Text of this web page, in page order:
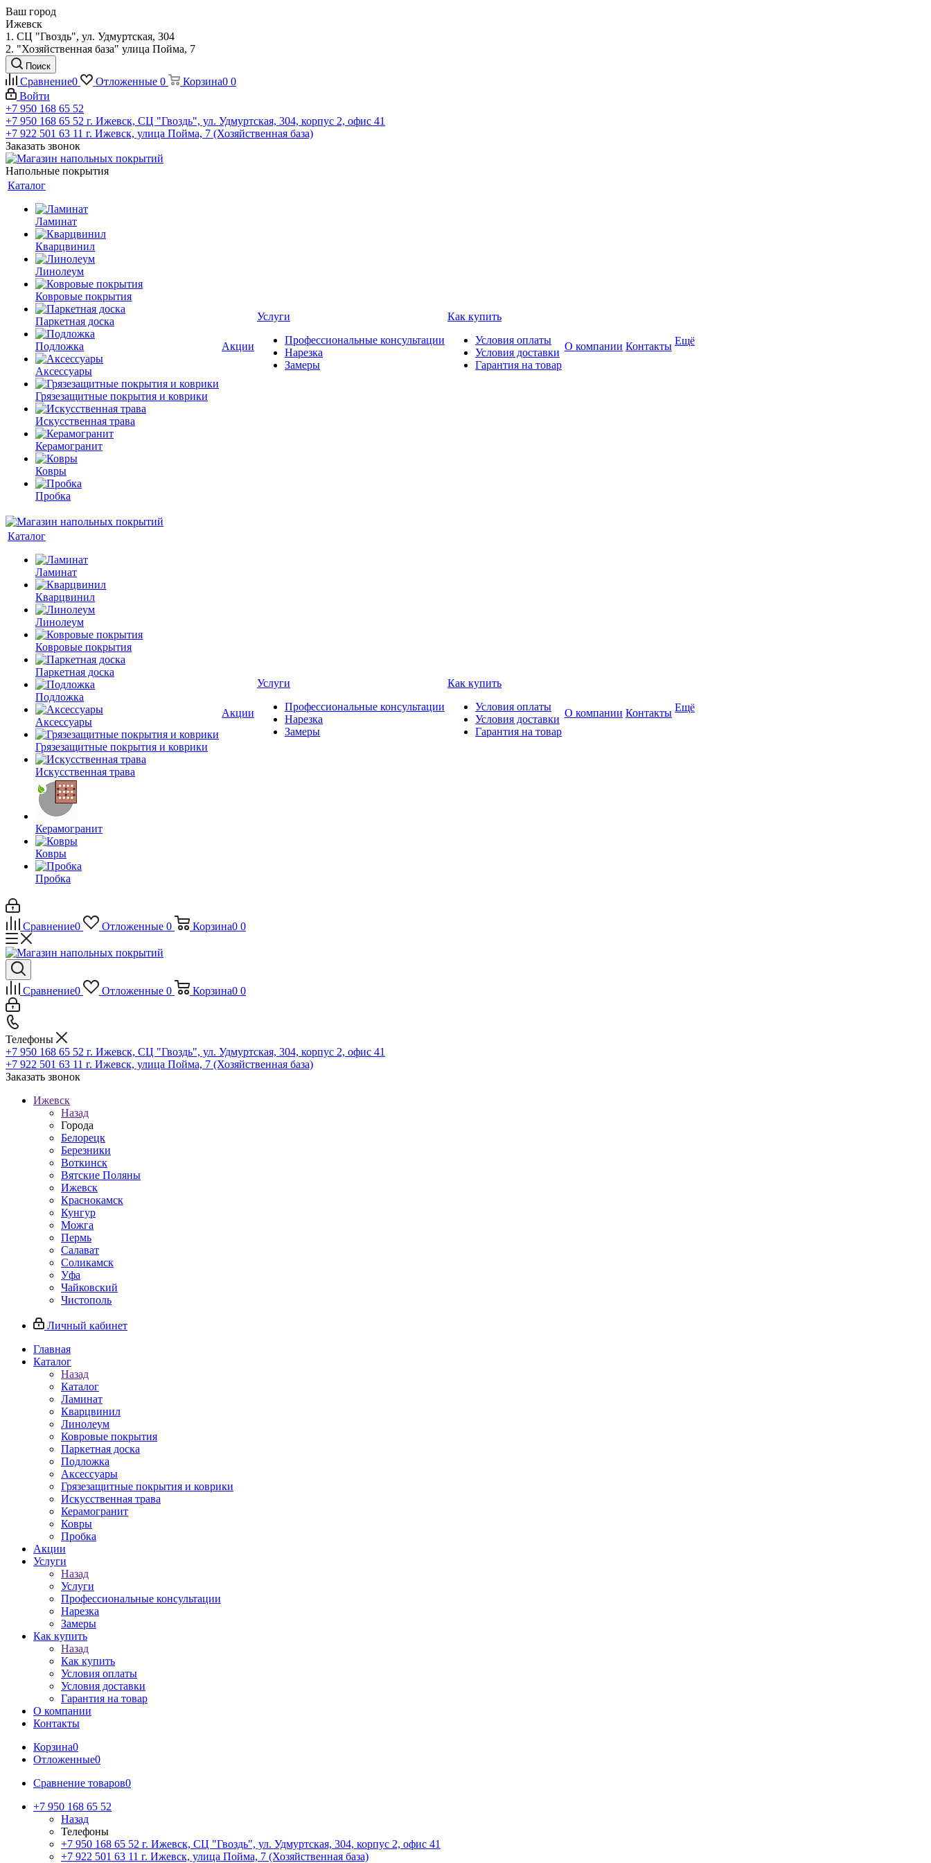
Ваш город
Ижевск
1. СЦ "Гвоздь", ул. Удмуртская, 304
2. "Хозяйственная база" улица Пойма, 7
Поиск
Сравнение0 Отложенные 0 Корзина0 0
Войти
+7 950 168 65 52
+7 950 168 65 52 г. Ижевск, СЦ "Гвоздь", ул. Удмуртская, 304, корпус 2, офис 41
+7 922 501 63 11 г. Ижевск, улица Пойма, 7 (Хозяйственная база)
Заказать звонок
Напольные покрытия
Каталог
Ламинат
Кварцвинил
Линолеум
Ковровые покрытия
Паркетная доска
Подложка
Аксессуары
Грязезащитные покрытия и коврики
Искусственная трава
Керамогранит
Ковры
Пробка
Акции
Услуги
Профессиональные консультации
Нарезка
Замеры
Как купить
Условия оплаты
Условия доставки
Гарантия на товар
О компании Контакты Ещё
Каталог
Ламинат
Кварцвинил
Линолеум
Ковровые покрытия
Паркетная доска
Подложка
Аксессуары
Грязезащитные покрытия и коврики
Искусственная трава
Керамогранит
Ковры
Пробка
Акции
Услуги
Профессиональные консультации
Нарезка
Замеры
Как купить
Условия оплаты
Условия доставки
Гарантия на товар
О компании Контакты Ещё
Сравнение0 Отложенные 0 Корзина0 0
Сравнение0 Отложенные 0 Корзина0 0
Телефоны
+7 950 168 65 52 г. Ижевск, СЦ "Гвоздь", ул. Удмуртская, 304, корпус 2, офис 41
+7 922 501 63 11 г. Ижевск, улица Пойма, 7 (Хозяйственная база)
Заказать звонок
Ижевск
Назад
Города
Белорецк
Березники
Воткинск
Вятские Поляны
Ижевск
Краснокамск
Кунгур
Можга
Пермь
Салават
Соликамск
Уфа
Чайковский
Чистополь
Личный кабинет
Главная
Каталог
Назад
Каталог
Ламинат
Кварцвинил
Линолеум
Ковровые покрытия
Паркетная доска
Подложка
Аксессуары
Грязезащитные покрытия и коврики
Искусственная трава
Керамогранит
Ковры
Пробка
Акции
Услуги
Назад
Услуги
Профессиональные консультации
Нарезка
Замеры
Как купить
Назад
Как купить
Условия оплаты
Условия доставки
Гарантия на товар
О компании
Контакты
Корзина0
Отложенные0
Сравнение товаров0
+7 950 168 65 52
Назад
Телефоны
+7 950 168 65 52 г. Ижевск, СЦ "Гвоздь", ул. Удмуртская, 304, корпус 2, офис 41
+7 922 501 63 11 г. Ижевск, улица Пойма, 7 (Хозяйственная база)